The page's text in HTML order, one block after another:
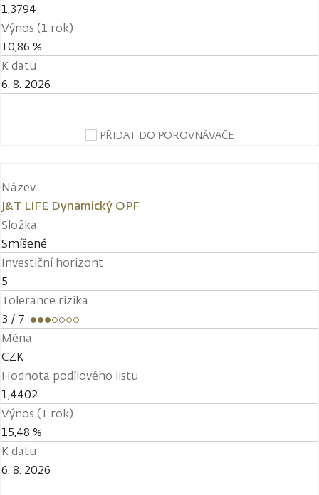
1,3794
Výnos (1 rok)
10,86 %
K datu
6. 8. 2026
PŘIDAT DO POROVNÁVAČE
Název
J&T LIFE Dynamický OPF
Složka
Smíšené
Investiční horizont
5
Tolerance rizika
3 / 7
Měna
CZK
Hodnota podílového listu
1,4402
Výnos (1 rok)
15,48 %
K datu
6. 8. 2026